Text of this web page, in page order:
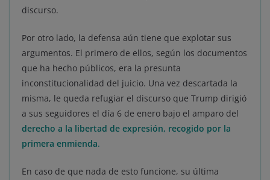
discurso.
Por otro lado, la defensa aún tiene que explotar sus
argumentos. El primero de ellos, según los documentos
que ha hecho públicos, era la presunta
inconstitucionalidad del juicio. Una vez descartada la
misma, le queda refugiar el discurso que Trump dirigió
a sus seguidores el día 6 de enero bajo el amparo del
derecho a la libertad de expresión, recogido por la
primera enmienda.
En caso de que nada de esto funcione, su última